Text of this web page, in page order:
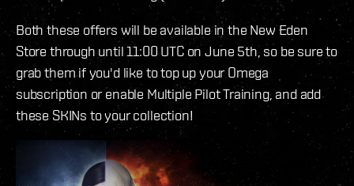
Both these offers will be available in the New Eden
Store through until 11:00 UTC on June 5th, so be sure to
grab them if you'd like to top up your Omega
subscription or enable Multiple Pilot Training, and add
these SKINs to your collection!